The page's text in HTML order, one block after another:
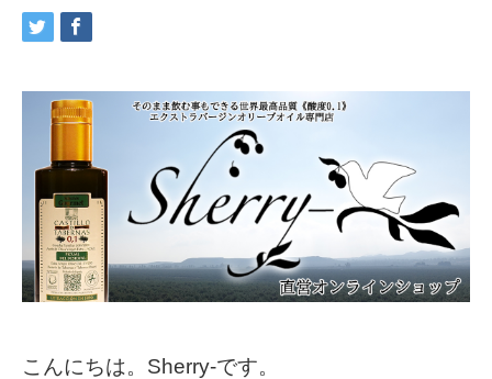
こんにちは。Sherry-です。